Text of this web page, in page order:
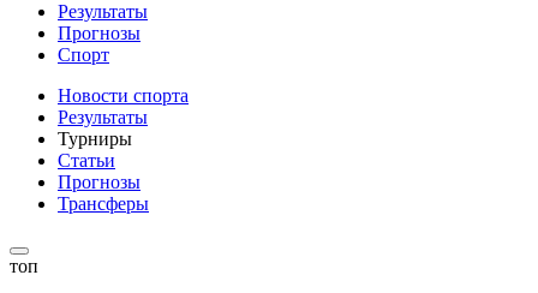
Результаты
Прогнозы
Спорт
Новости спорта
Результаты
Турниры
Статьи
Прогнозы
Трансферы
топ